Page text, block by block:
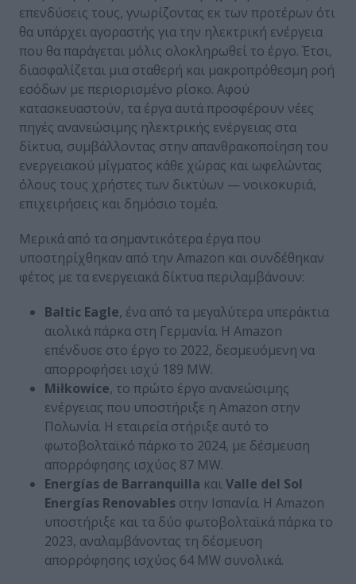
επενδύσεις τους, γνωρίζοντας εκ των προτέρων ότι
θα υπάρχει αγοραστής για την ηλεκτρική ενέργεια
που θα παράγεται μόλις ολοκληρωθεί το έργο. Έτσι,
διασφαλίζεται μια σταθερή και μακροπρόθεσμη ροή
εσόδων με περιορισμένο ρίσκο. Αφού
κατασκευαστούν, τα έργα αυτά προσφέρουν νέες
πηγές ανανεώσιμης ηλεκτρικής ενέργειας στα
δίκτυα, συμβάλλοντας στην απανθρακοποίηση του
ενεργειακού μίγματος κάθε χώρας και ωφελώντας
όλους τους χρήστες των δικτύων — νοικοκυριά,
επιχειρήσεις και δημόσιο τομέα.
Μερικά από τα σημαντικότερα έργα που
υποστηρίχθηκαν από την Amazon και συνδέθηκαν
φέτος με τα ενεργειακά δίκτυα περιλαμβάνουν:
Baltic Eagle, ένα από τα μεγαλύτερα υπεράκτια
αιολικά πάρκα στη Γερμανία. Η Amazon
επένδυσε στο έργο το 2022, δεσμευόμενη να
απορροφήσει ισχύ 189 MW.
Miłkowice, το πρώτο έργο ανανεώσιμης
ενέργειας που υποστήριξε η Amazon στην
Πολωνία. Η εταιρεία στήριξε αυτό το
φωτοβολταϊκό πάρκο το 2024, με δέσμευση
απορρόφησης ισχύος 87 MW.
Energías de Barranquilla καιValle del Sol
Energías Renovables στην Ισπανία. Η Amazon
υποστήριξε και τα δύο φωτοβολταϊκά πάρκα το
2023, αναλαμβάνοντας τη δέσμευση
απορρόφησης ισχύος 64 MW συνολικά.